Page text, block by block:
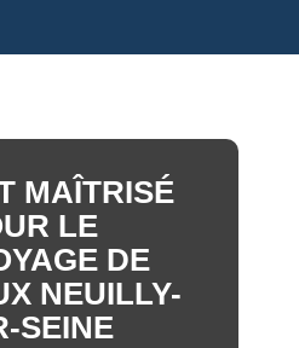
MAÎTRISÉ
LE
DE
NEUILLY-
SEINE